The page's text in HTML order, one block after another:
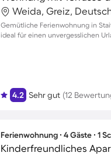
Weida, Greiz,
Gemütliche Ferienwohnung in
ideal für einen unvergesslichen
4.2 Sehr gut (12
Ferienwohnung ∙ 4 Gäste ∙ 1